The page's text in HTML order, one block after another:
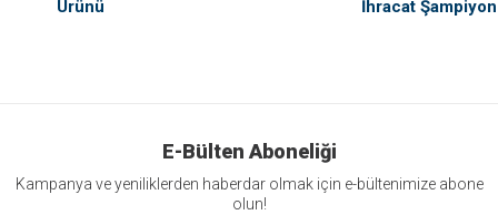
Ürünü
İhracat
E-Bülten Aboneliği
Kampanya ve yeniliklerden haberdar olmak için e-bültenimize abone
olun!